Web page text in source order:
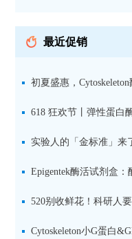
最近促销
初夏盛惠，
品线放价啦！
618 狂欢节丨弹性蛋白
实验人的「金标准」来
限时一口价，手慢无！
Epigentek酶活试剂盒
双赋能，下单即赠京东
520别收鲜花！科研人
卡！
Cytoskeleton小G蛋白